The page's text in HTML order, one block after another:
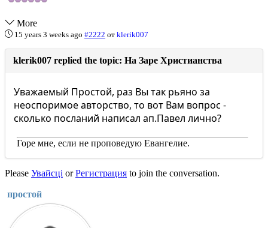
More
15 years 3 weeks ago #2222 от klerik007
klerik007 replied the topic: На Заре Христианства
Уважаемый Простой, раз Вы так рьяно за
неоспоримое авторство, то вот Вам вопрос -
сколько посланий написал ап.Павел лично?
Горе мне, если не проповедую Евангелие.
Please Увайсці orРегистрация to join the conversation.
простой